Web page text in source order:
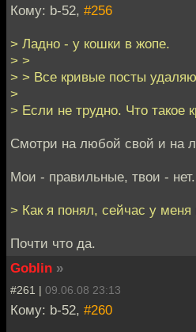
Кому: b-52, #256
> Ладно - у кошки в жопе.
> >
> > Все кривые посты
>
> Если не трудно. Что такое
Смотри на любой свой и на
Мои - правильные, твои - нет.
> Как я понял, сейчас у меня
Почти что да.
Goblin »
#261 | 09.06.08 23:13
Кому: b-52, #260